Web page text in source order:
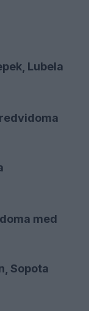
Lubela
med
Sopota